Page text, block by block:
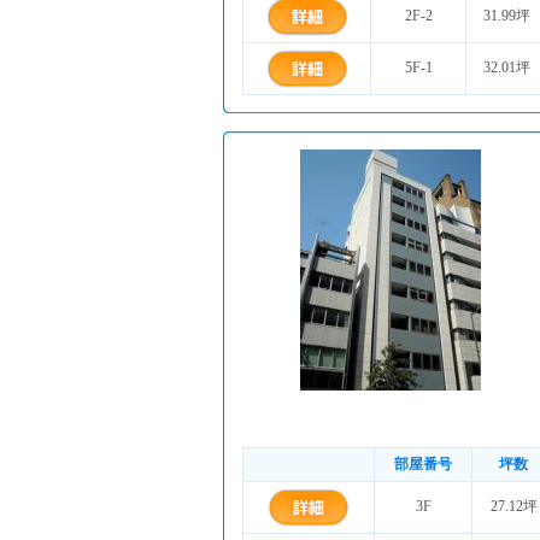
2F-2 31.99坪
5F-1 32.01坪
部屋番号 坪数
3F 27.12坪